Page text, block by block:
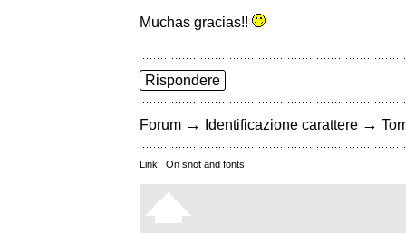
Muchas gracias!!
Rispondere
Forum → Identificazione carattere →
Link: On snot and fonts